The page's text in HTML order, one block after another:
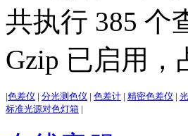
共执行 385 个
Gzip 已启用，
|色差仪 | 分光测色仪 | 色差计 | 精密色差仪 |
标准光源对色灯箱 |